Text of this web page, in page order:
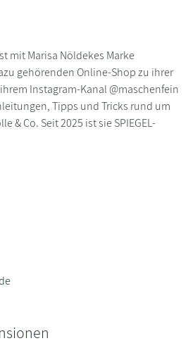
mit Marisa Nöldekes Marke
gehörenden Online-Shop zu ihrer
Instagram-Kanal @maschenfein
Tipps und Tricks rund um
& Co. Seit 2025 ist sie SPIEGEL-